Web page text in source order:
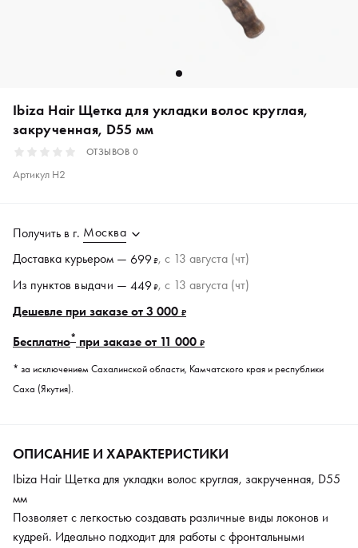
Ibiza Hair Щетка для укладки волос круглая,
закрученная, D55 мм
ОТЗЫВОВ 0
Артикул H2
Получить в г. Москва
Доставка курьером — 699₽, c 13 августа (чт)
Из пунктов выдачи — 449₽, c 13 августа (чт)
Дешевле при заказе от 3 000 ₽
Бесплатно* при заказе от 11 000 ₽
* за исключением Сахалинской области, Камчатского края и республики
Саха (Якутия).
ОПИСАНИЕ И ХАРАКТЕРИСТИКИ
Ibiza Hair Щетка для укладки волос круглая, закрученная, D55
мм
Позволяет с легкостью создавать различные виды локонов и
кудрей. Идеально подходит для работы с фронтальными